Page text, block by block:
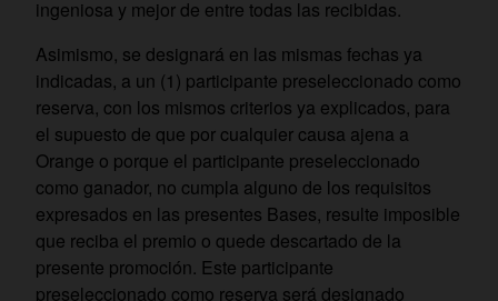
ingeniosa y mejor de entre todas las recibidas.
Asimismo, se designará en las mismas fechas ya
indicadas, a un (1) participante preseleccionado como
reserva, con los mismos criterios ya explicados, para
el supuesto de que por cualquier causa ajena a
Orange o porque el participante preseleccionado
como ganador, no cumpla alguno de los requisitos
expresados en las presentes Bases, resulte imposible
que reciba el premio o quede descartado de la
presente promoción. Este participante
preseleccionado como reserva será designado